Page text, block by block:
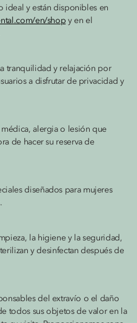
ideal y están disponibles en
en/shop y en el
tranquilidad y relajación por
a disfrutar de privacidad y
alergia o lesión que
de hacer su reserva de
diseñados para mujeres
la higiene y la seguridad,
y desinfectan después de
del extravío o el daño
todos sus objetos de valor en la